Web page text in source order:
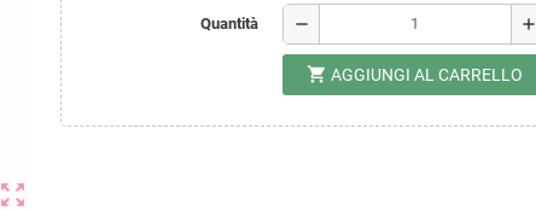
zoom_out_map
Quantità remove add
shopping_cart AGGIUNGI AL CARRELLO